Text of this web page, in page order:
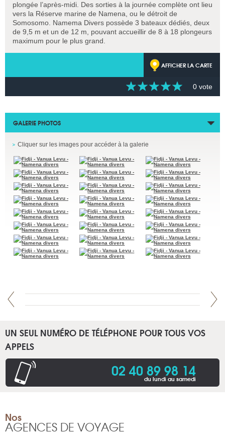
plongée l’après-midi. Des sorties à la journée complète ont lieu
vers la Réserve marine de Namena, ou le détroit de
Somosomo. Namema Divers possède 3 bateaux dédiés, deux
de 9,5 m et un de 12 m, pouvant accueillir de 8 à 18 plongeurs
maximum pour le plus grand.
AFFICHER LA CARTE
0 vote
GALERIE PHOTOS
Cliquer sur les images pour accéder à la galerie
UN SEUL NUMÉRO DE TÉLÉPHONE POUR TOUS VOS
APPELS
02 40 89 98 14
du lundi au samedi
Nos
AGENCES DE VOYAGE